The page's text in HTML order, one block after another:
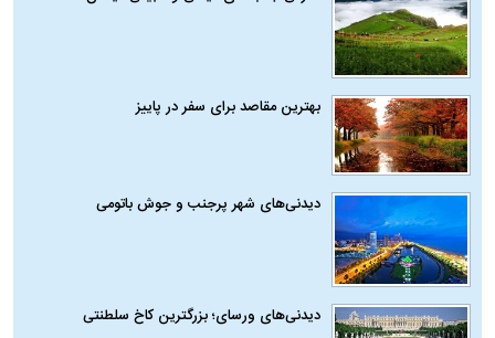
بهترین مقاصد برای سفر در پاییز
دیدنی‌های شهر پرجنب و جوش باتومی
دیدنی‌های ورسای؛ بزرگترین کاخ سلطنتی